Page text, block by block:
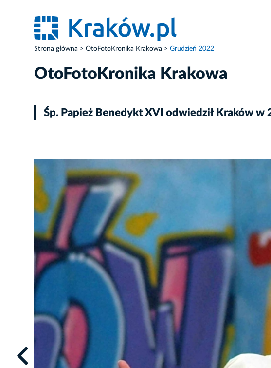
Strona główna OtoFotoKronika Krakowa Grudzień 2022
OtoFotoKronika Krakowa
Śp. Papież Benedykt XVI odwiedził Kraków w